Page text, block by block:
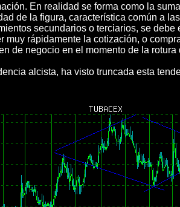
En realidad se forma como la
de la figura, característica común a
secundarios o terciarios, se
rápidamente la cotización, o
de negocio en el momento de la
alcista, ha visto truncada esta